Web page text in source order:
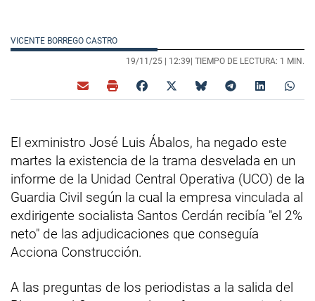
VICENTE BORREGO CASTRO
19/11/25 | 12:39| TIEMPO DE LECTURA: 1 MIN.
El exministro José Luis Ábalos, ha negado este
martes la existencia de la trama desvelada en un
informe de la Unidad Central Operativa (UCO) de la
Guardia Civil según la cual la empresa vinculada al
exdirigente socialista Santos Cerdán recibía "el 2%
neto" de las adjudicaciones que conseguía
Acciona Construcción.
A las preguntas de los periodistas a la salida del